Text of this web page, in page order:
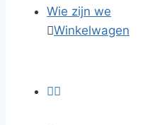
Wie zijn we
Winkelwagen
